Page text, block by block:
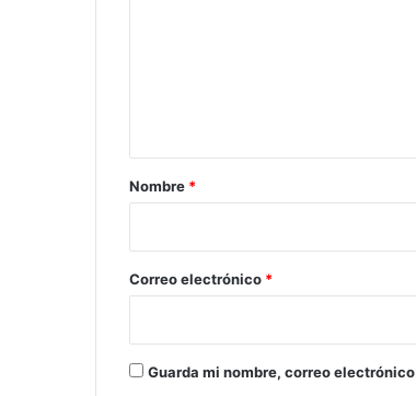
r
*
Nombre *
Correo electrónico *
Guarda mi nombre, correo